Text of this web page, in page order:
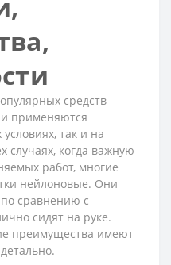
средств
применяются
так и на
случаях, когда важную
работ, многие
нейлоновые. Они
сравнению с
сидят на руке.
преимущества имеют